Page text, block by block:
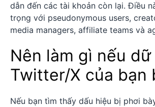
dẫn đến các tài khoản còn lại. Điều
trọng với pseudonymous users,
media managers, affiliate teams và
Nên làm gì nếu dữ
Twitter/X của bạn
Nếu bạn tìm thấy dấu hiệu bị phơi